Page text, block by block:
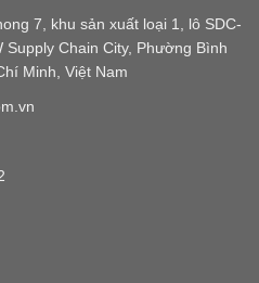
7, khu sản xuất loại 1, lô SDC-
Supply Chain City, Phường Bình
Minh, Việt Nam